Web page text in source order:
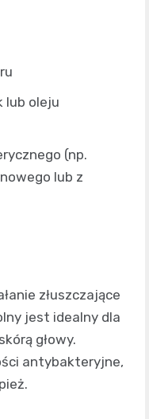
lub oleju
(np.
lub z
złuszczające
jest idealny dla
głowy.
antybakteryjne,